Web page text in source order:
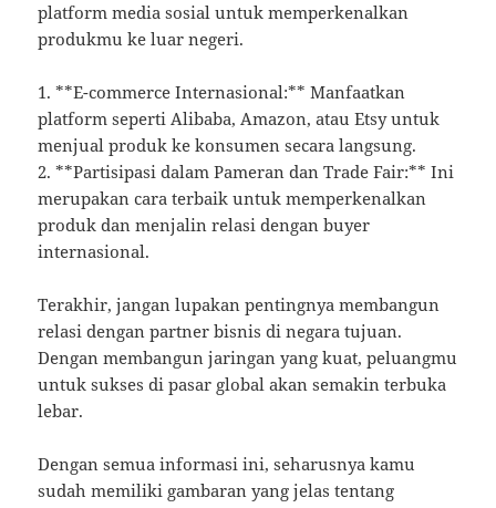
platform media sosial untuk memperkenalkan
produkmu ke luar negeri.
1. **E-commerce Internasional:** Manfaatkan
platform seperti Alibaba, Amazon, atau Etsy untuk
menjual produk ke konsumen secara langsung.
2. **Partisipasi dalam Pameran dan Trade Fair:** Ini
merupakan cara terbaik untuk memperkenalkan
produk dan menjalin relasi dengan buyer
internasional.
Terakhir, jangan lupakan pentingnya membangun
relasi dengan partner bisnis di negara tujuan.
Dengan membangun jaringan yang kuat, peluangmu
untuk sukses di pasar global akan semakin terbuka
lebar.
Dengan semua informasi ini, seharusnya kamu
sudah memiliki gambaran yang jelas tentang